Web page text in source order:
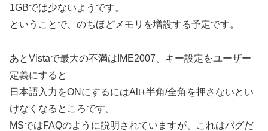
1GBでは少ないようです。
ということで、のちほどメモリを増設する予定です。
あとVistaで最大の不満はIME2007、キー設定をユーザー
定義にすると
日本語入力をONにするにはAlt+半角/全角を押さないとい
けなくなるところです。
MSではFAQのように説明されていますが、これはバグだ